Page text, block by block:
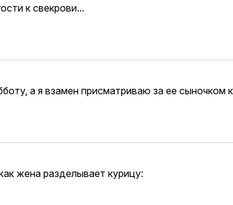
к свекрови...
а я взамен присматриваю за ее сыночком
жена разделывает курицу: